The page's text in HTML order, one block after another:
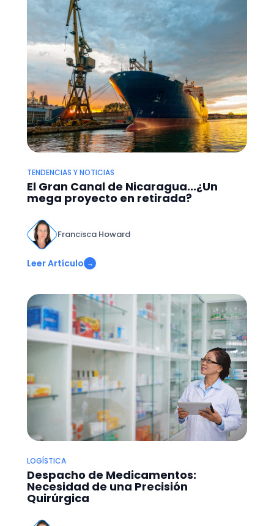
TENDENCIAS Y NOTICIAS
El Gran Canal de Nicaragua...¿Un
mega proyecto en retirada?
Francisca Howard
Leer Artículo →
LOGÍSTICA
Despacho de Medicamentos:
Necesidad de una Precisión
Quirúrgica